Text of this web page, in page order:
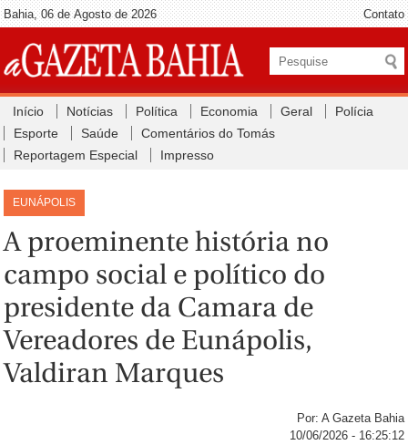
Bahia, 06 de Agosto de 2026 Contato
Início Notícias Política Economia Geral
Polícia
Esporte
Saúde
Comentários do Tomás
Reportagem Especial
Impresso
EUNÁPOLIS
A proeminente história no
campo social e político do
presidente da Camara de
Vereadores de Eunápolis,
Valdiran Marques
Por: A Gazeta Bahia
10/06/2026 - 16:25:12